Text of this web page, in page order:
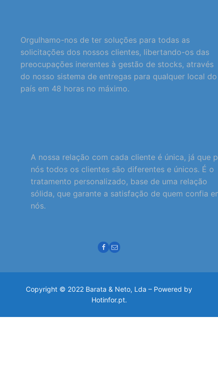
Orgulhamo-nos de ter soluções para todas as
solicitações dos nossos clientes, libertando-os das
preocupações inerentes à gestão de stocks, através
do nosso sistema de entregas para qualquer local do
país em 48 horas no máximo.
A nossa relação com cada cliente é única, já que
nós todos os clientes são diferentes e únicos. É o
tratamento personalizado, base de uma relação
sólida, que garante a satisfação de quem confia
nós.
Copyright © 2022 Barata & Neto, Lda – Powered by
Hotinfor.pt.